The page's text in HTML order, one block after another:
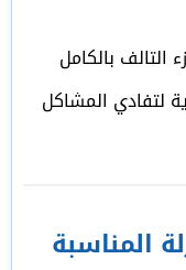
التالف بالكامل
لتفادي المشاكل
المناسبة